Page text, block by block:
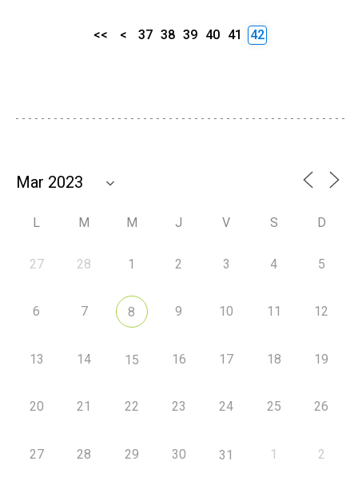
<< < 37 38 39 40 41 42
L M M J V S D
27 28 1 2 3 4 5
6 7 8 9 10 11 12
13 14 15 16 17 18 19
20 21 22 23 24 25 26
27 28 29 30 31 1 2